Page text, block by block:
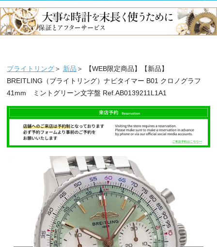
ブライトリング＞ 新品 ＞ 【WEB限定商品】【新品】
BREITLING（ブライトリング）ナビタイマー B01 クロノグラフ
41mm ミントグリーン文字盤 Ref.AB0139211L1A1